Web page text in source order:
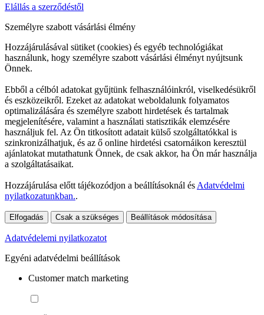
Elállás a szerződéstől
Személyre szabott vásárlási élmény
Hozzájárulásával sütiket (cookies) és egyéb technológiákat
használunk, hogy személyre szabott vásárlási élményt nyújtsunk
Önnek.
Ebből a célból adatokat gyűjtünk felhasználóinkról, viselkedésükről
és eszközeikről. Ezeket az adatokat weboldalunk folyamatos
optimalizálására és személyre szabott hirdetések és tartalmak
megjelenítésére, valamint a használati statisztikák elemzésére
használjuk fel. Az Ön titkosított adatait külső szolgáltatókkal is
szinkronizálhatjuk, és az ő online hirdetési csatornáikon keresztül
ajánlatokat mutathatunk Önnek, de csak akkor, ha Ön már használja
a szolgáltatásaikat.
Hozzájárulása előtt tájékozódjon a beállításoknál és Adatvédelmi
nyilatkozatunkban..
Elfogadás Csak a szükséges Beállítások módosítása
Adatvédelemi nyilatkozatot
Egyéni adatvédelmi beállítások
Customer match marketing